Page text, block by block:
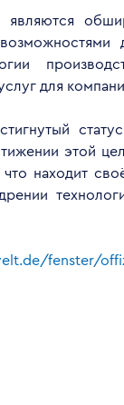
для
этой
находит
fenster/